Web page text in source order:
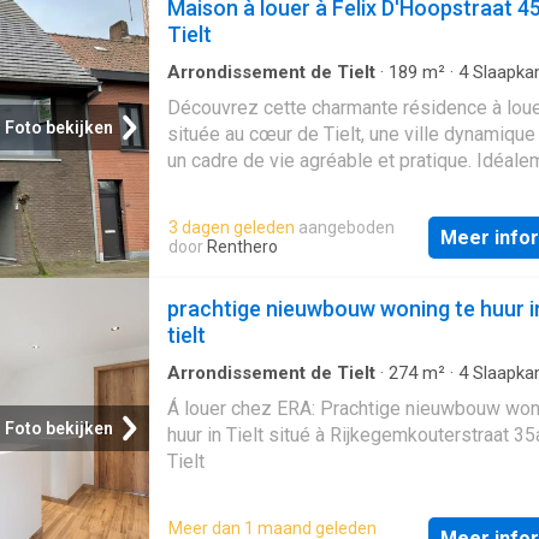
Foto bekijken
Maison à louer à Felix D'Hoopstraat
Tielt
Arrondissement de Tielt · 189 m² · 4
Découvrez cette charmante résidence à
située au cœur de Tielt, une ville
un cadre de vie agréable et pratique.
unique pour ceux cherchant un logement
et bien situé dans la région. La résidence,
Felix D'Hoopstraat 45, se distingue par ses
un prix de 1 200 € par mois, cette propriété
immédiatement disponible, permettant une
installation rapide pour ses futurs
bien immobilier se compose d’un ensemble
complet et bien agencé, comprenant une
accueillante, une toilette, une pièce
spacieuses réparties sur deux niveaux. La
3 dagen geleden aangeboden
door Renthero Meer
Foto bekijken
prachtige nieuwbouw woning te huur
tielt
Arrondissement de Tielt · 274m² · 4
Geschakelde Woning
Á louer chez ERA: Prachtige nieuwbouw
huur in Tielt situé à Rijkegemkouterstraat
Tielt
Meer dan 1 maand geleden